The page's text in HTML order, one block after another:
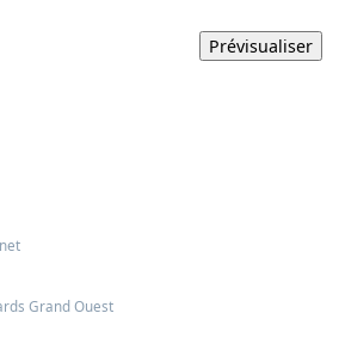
Grand Ouest